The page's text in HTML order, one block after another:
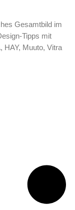
Gesamtbild im
Tipps mit
HAY, Muuto, Vitra